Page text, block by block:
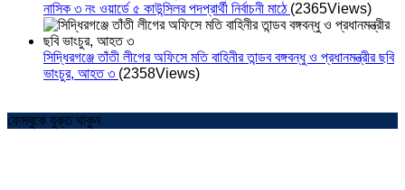
নাসিক ৩ নং ওয়ার্ডে ৫ কাউন্সিলর পদপ্রার্থী নির্বাচনী মাঠে (2365Views)
সিদ্ধিরগঞ্জে তাঁতী লীগের অফিসে মতি বাহিনীর তান্ডব বঙ্গবন্ধু ও প্রধানমন্ত্রীর ছবি
ভাংচুর, আহত ৩ (2358Views)
ফেসবুকে যুক্ত থাকুন